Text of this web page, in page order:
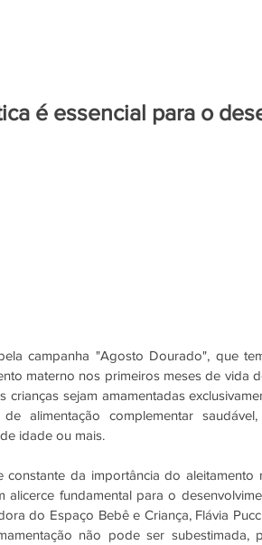
é essencial para o
campanha "Agosto Dourado", que
materno nos primeiros meses de vida
crianças sejam amamentadas
alimentação complementar
idade ou mais.
constante da importância do
alicerce fundamental para o
do Espaço Bebê e Criança, Flávia
não pode ser subestimada,